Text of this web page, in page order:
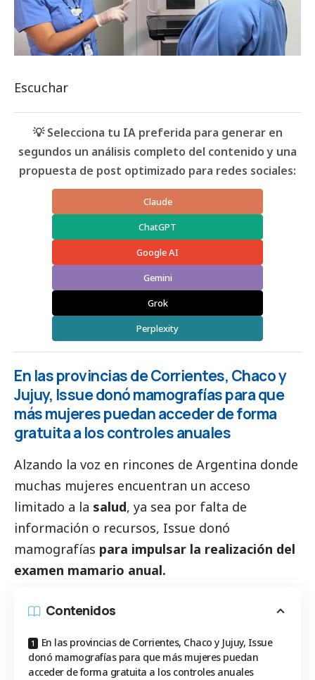
Escuchar
💡 Selecciona tu IA preferida para generar en
segundos un análisis completo del contenido y una
propuesta de post optimizado para redes sociales:
Claude
ChatGPT
Google AI
Gemini
Grok
Perplexity
En las provincias de Corrientes, Chaco y
Jujuy, Issue donó mamografías para que
más mujeres puedan acceder de forma
gratuita a los controles anuales
Alzando la voz en rincones de Argentina donde
muchas mujeres encuentran un acceso
limitado a la salud, ya sea por falta de
información o recursos, Issue donó
mamografías para impulsar la realización del
examen mamario anual.
Contenidos
En las provincias de Corrientes, Chaco y Jujuy, Issue
donó mamografías para que más mujeres puedan
acceder de forma gratuita a los controles anuales